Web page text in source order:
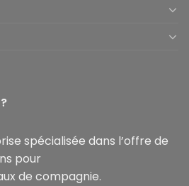
spécialisée dans l’offre de
pour
de compagnie.